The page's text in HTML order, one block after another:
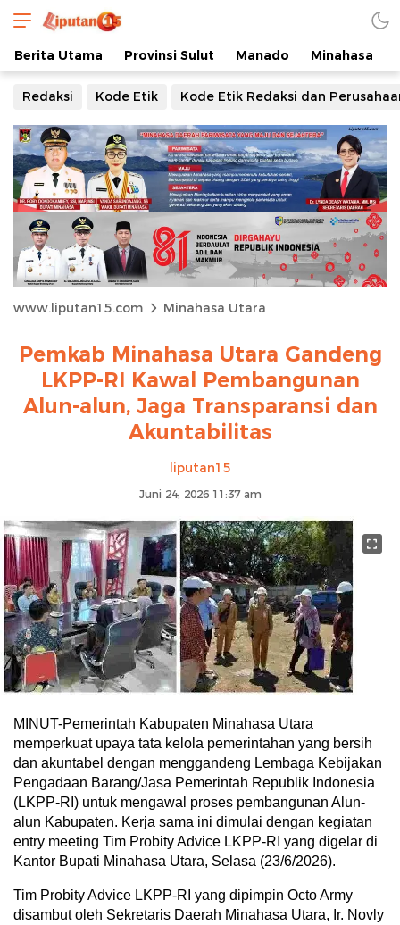
Berita Utama Provinsi Sulut Manado Minahasa
Redaksi Kode Etik Kode Etik Redaksi dan
www.liputan15.com Minahasa Utara
Pemkab Minahasa Utara Gandeng
LKPP-RI Kawal Pembangunan
Alun-alun, Jaga Transparansi dan
Akuntabilitas
liputan15
Juni 24, 2026 11:37 am
MINUT-Pemerintah Kabupaten Minahasa Utara
memperkuat upaya tata kelola pemerintahan yang bersih
dan akuntabel dengan menggandeng Lembaga Kebijakan
Pengadaan Barang/Jasa Pemerintah Republik Indonesia
(LKPP-RI) untuk mengawal proses pembangunan Alun-
alun Kabupaten. Kerja sama ini dimulai dengan kegiatan
entry meeting Tim Probity Advice LKPP-RI yang digelar di
Kantor Bupati Minahasa Utara, Selasa (23/6/2026).
Tim Probity Advice LKPP-RI yang dipimpin Octo Army
disambut oleh Sekretaris Daerah Minahasa Utara, Ir. Novly